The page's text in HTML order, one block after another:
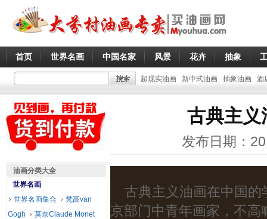
首页 世界名画 中国名家 风景 花卉 抽象
超现实油画 新中式油画 抽象油画 酒
古典主义
发布日期：
古典主义油画在中国的
京部门中青年画家，不
油画分类大全
世界名画
世界名画集合
梵高van
Gogh
莫奈Claude Monet